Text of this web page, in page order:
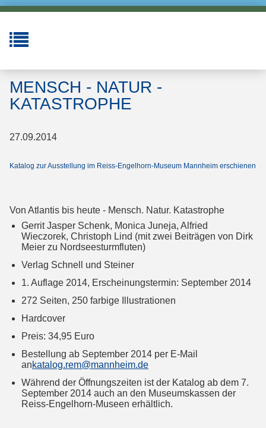
MENSCH - NATUR -
KATASTROPHE
27.09.2014
Katalog zur Ausstellung im Reiss-Engelhorn-Museum Mannheim erschienen
Von Atlantis bis heute - Mensch. Natur. Katastrophe
Gerrit Jasper Schenk, Monica Juneja, Alfried
Wieczorek, Christoph Lind (mit zwei Beiträgen von Dirk
Meier zu Nordseesturmfluten)
Verlag Schnell und Steiner
1. Auflage 2014, Erscheinungstermin: September 2014
272 Seiten, 250 farbige Illustrationen
Hardcover
Preis: 34,95 Euro
Bestellung ab September 2014 per E-Mail
ankatalog.rem@mannheim.de
Während der Öffnungszeiten ist der Katalog ab dem 7.
September 2014 auch an den Museumskassen der
Reiss-Engelhorn-Museen erhältlich.